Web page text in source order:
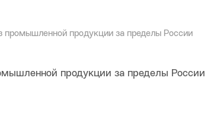
продукции за пределы России